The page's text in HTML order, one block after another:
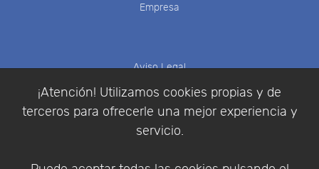
¡Atención! Utilizamos cookies propias y de
terceros para ofrecerle una mejor experiencia y
servicio.
Empresa
Aviso Legal
Condiciones de compra
Identificarse